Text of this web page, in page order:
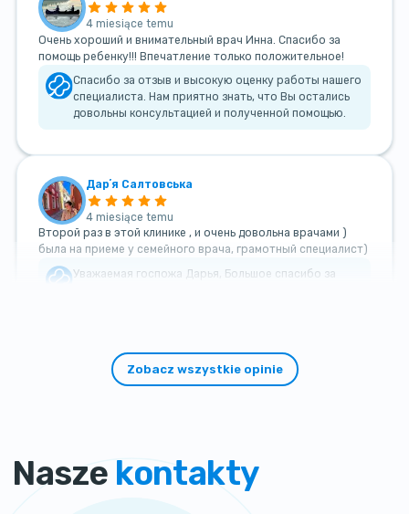
4 miesiące temu
Очень хороший и внимательный врач Инна. Спасибо за
помощь ребенку!!! Впечатление только положительное!
Спасибо за отзыв и высокую оценку работы нашего
специалиста. Нам приятно знать, что Вы остались
довольны консультацией и полученной помощью.
Дарʼя Салтовська
4 miesiące temu
Второй раз в этой клинике , и очень довольна врачами )
была на приеме у семейного врача, грамотный специалист)
Уважаемая госпожа Дарья, Большое спасибо за
Zobacz wszystkie opinie
Nasze kontakty